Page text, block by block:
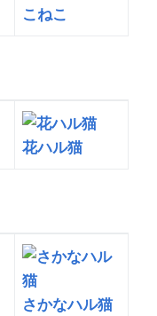
こねこ
花ハル猫
さかなハル猫